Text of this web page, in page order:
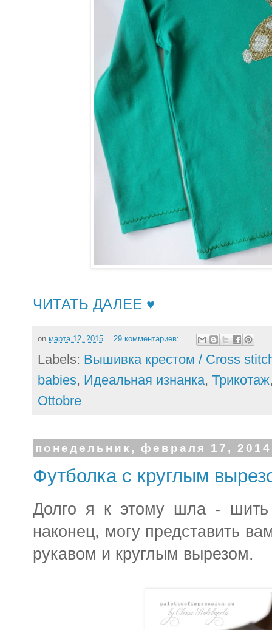
ЧИТАТЬ ДАЛЕЕ ♥
on марта 12, 2015 29 комментариев:
Labels: Вышивка крестом / Cross
babies, Идеальная изнанка, Трикотаж
Ottobre
понедельник, февраля 17, 2014
Футболка с круглым
Долго я к этому шла -
наконец, могу представить
рукавом и круглым вырезом.